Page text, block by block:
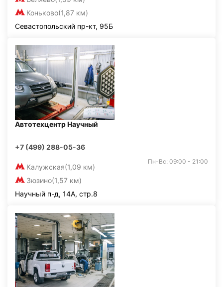
Коньково(1,87 км)
Севастопольский пр-кт, 95Б
Автотехцентр Научный
+7 (499) 288-05-36
Калужская(1,09 км)
Зюзино(1,57 км)
Пн-Вс: 09:00 - 21:00
Научный п-д, 14А, стр.8